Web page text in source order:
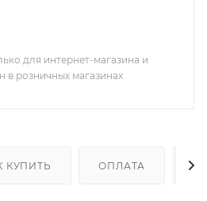
для интернет-магазина и
в розничных магазинах
КУПИТЬ ОПЛАТА